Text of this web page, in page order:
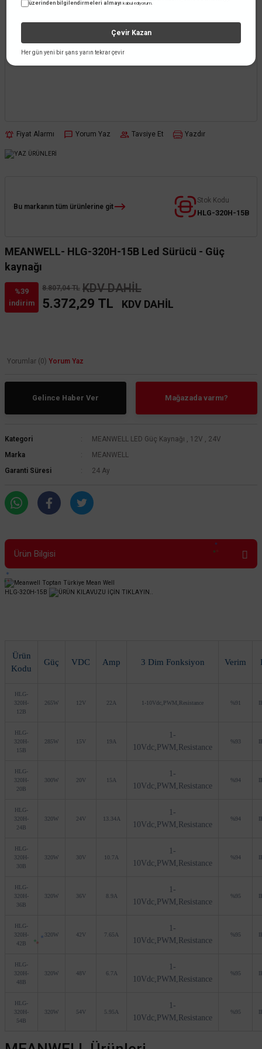
Fiyat Alarmı Yorum Yaz Tavsiye Et Yazdır
Bu markanın tüm ürünlerine git
Stok Kodu
HLG-320H-15B
MEANWELL- HLG-320H-15B Led Sürücü - Güç
kaynağı
%39
indirim
8.807,04 TL KDV DAHİL
5.372,29 TL KDV DAHİL
Yorumlar (0) Yorum Yaz
Gelince Haber Ver Mağazada varmı?
Kategori MEANWELL LED Güç Kaynağı , 12V , 24V
Marka
MEANWELL
Garanti Süresi
24 Ay
Ürün Bilgisi
HLG-320H-15B ÜRÜN KILAVUZU İÇİN TIKLAYIN..
Ürün
Kodu
Güç VDC Amp 3 Dim Fonksiyon Verim
HLG-
320H-
12B
265W 12V 22A 1-10Vdc,PWM,Resistance %91
HLG-
320H-
15B
285W 15V 19A
1-
10Vdc,PWM,Resistance
%93
HLG-
320H-
20B
300W 20V 15A
1-
10Vdc,PWM,Resistance
%94
HLG-
320H-
24B
320W 24V 13.34A
1-
10Vdc,PWM,Resistance
%94
HLG-
320H-
30B
320W 30V 10.7A
1-
10Vdc,PWM,Resistance
%94
HLG-
320H-
36B
320W 36V 8.9A
1-
10Vdc,PWM,Resistance
%95
HLG-
320H-
42B
320W 42V 7.65A
1-
10Vdc,PWM,Resistance
%95
HLG-
320H-
48B
320W 48V 6.7A
1-
10Vdc,PWM,Resistance
%95
HLG-
320H-
54B
320W 54V 5.95A
1-
10Vdc,PWM,Resistance
%95
üzerinden bilgilendirmeleri almayı kabul ediyorum.
Çevir Kazan
Her gün yeni bir şans yarın tekrar çevir